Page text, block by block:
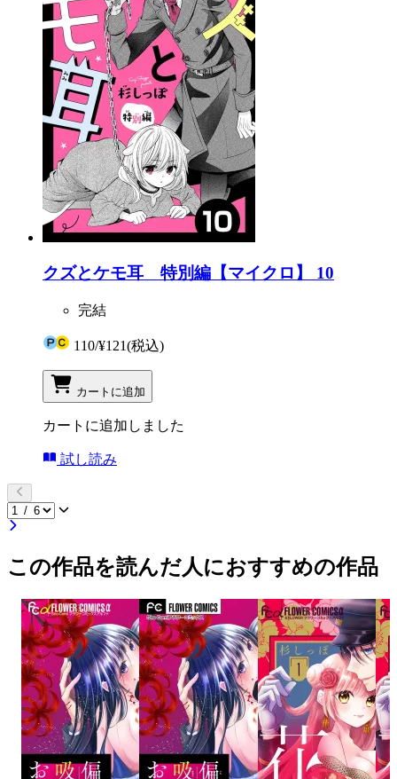
クズとケモ耳 特別編【マイクロ】 10
完結
110/¥121(税込)
カートに追加
カートに追加しました
試し読み
この作品を読んだ人におすすめの作品